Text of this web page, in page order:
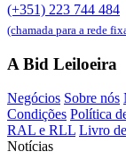
(+351) 223 744 484
(chamada para a rede
A Bid Leiloeira
Negócios Sobre nós
Condições Política
RAL e RLL Livro
Notícias